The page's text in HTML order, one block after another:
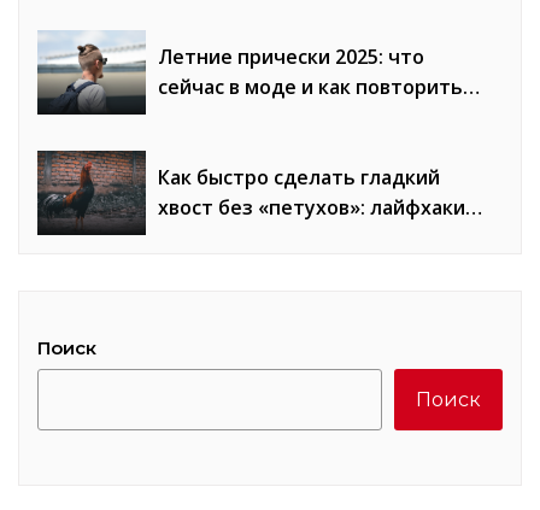
Летние прически 2025: что
сейчас в моде и как повторить
Как быстро сделать гладкий
хвост без «петухов»: лайфхаки
Поиск
Поиск